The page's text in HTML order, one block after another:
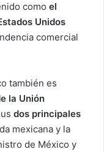
como el
Unidos
comercial
también es
la Unión
dos principales
mexicana y la
de México y